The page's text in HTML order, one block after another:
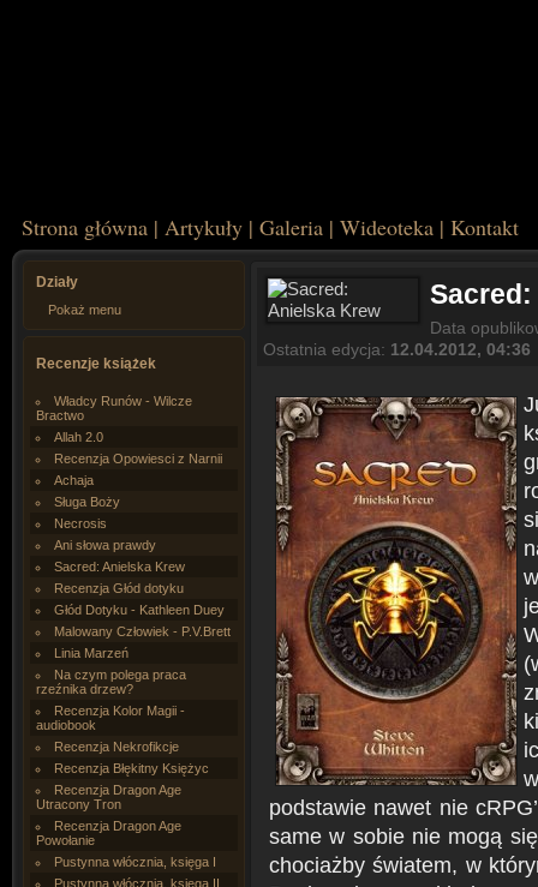
Strona główna | Artykuły | Galeria | Wideoteka | Kontakt
Działy
Pokaż menu
Recenzje książek
Władcy Runów - Wilcze
Bractwo
Allah 2.0
Recenzja Opowiesci z Narnii
Achaja
Sługa Boży
Necrosis
Ani słowa prawdy
Sacred: Anielska Krew
Recenzja Głód dotyku
Głód Dotyku - Kathleen Duey
Malowany Człowiek - P.V.Brett
Linia Marzeń
Na czym polega praca
rzeźnika drzew?
Recenzja Kolor Magii -
audiobook
Recenzja Nekrofikcje
Recenzja Błękitny Księżyc
Recenzja Dragon Age
Utracony Tron
Recenzja Dragon Age
Powołanie
Pustynna włócznia, księga I
Pustynna włócznia, księga II
Data
Ostatnia edycja: 12.04.2012, 04:36
podstawie nawet nie
same w sobie nie mogą
chociażby światem, w